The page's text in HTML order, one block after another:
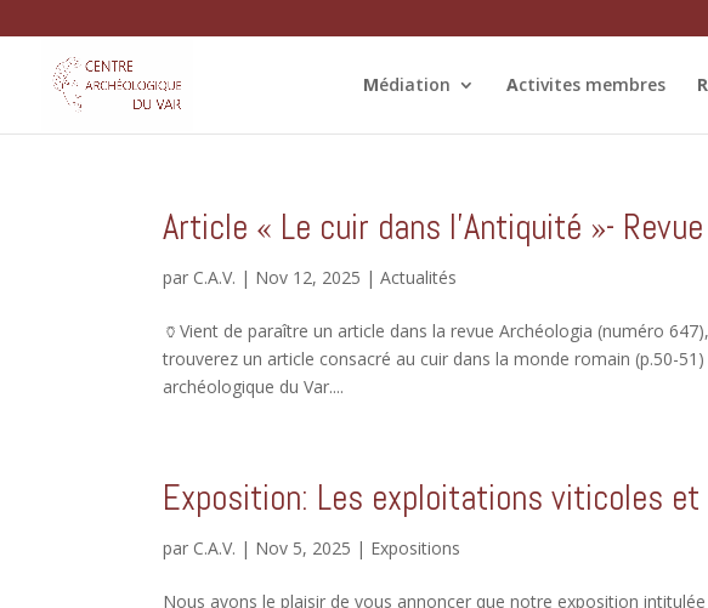
Médiation Activites membres R
Article « Le cuir dans l’Antiquité »-
par C.A.V. | Nov 12, 2025 |Actualités
🏺Vient de paraître un article dans la revue Archéologia (numéro
trouverez un article consacré au cuir dans la monde romain (p.50-
archéologique du Var....
Exposition: Les exploitations viticoles
par C.A.V. | Nov 5, 2025 | Expositions
Nous avons le plaisir de vous annoncer que notre exposition